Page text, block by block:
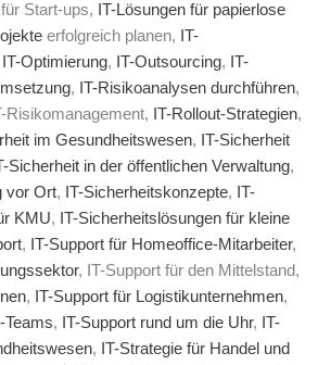
Start-ups, IT-Lösungen für papierlose
erfolgreich planen, IT-
IT-Optimierung, IT-Outsourcing, IT-
, IT-Risikoanalysen durchführen,
Risikomanagement, IT-Rollout-Strategien,
im Gesundheitswesen, IT-Sicherheit
Sicherheit in der öffentlichen Verwaltung,
vor Ort, IT-Sicherheitskonzepte, IT-
KMU, IT-Sicherheitslösungen für kleine
, IT-Support für Homeoffice-Mitarbeiter,
, IT-Support für den Mittelstand,
, IT-Support für Logistikunternehmen,
Teams, IT-Support rund um die Uhr, IT-
, IT-Strategie für Handel und